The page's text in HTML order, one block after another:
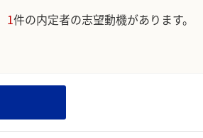
1件の内定者の志望動機があります。